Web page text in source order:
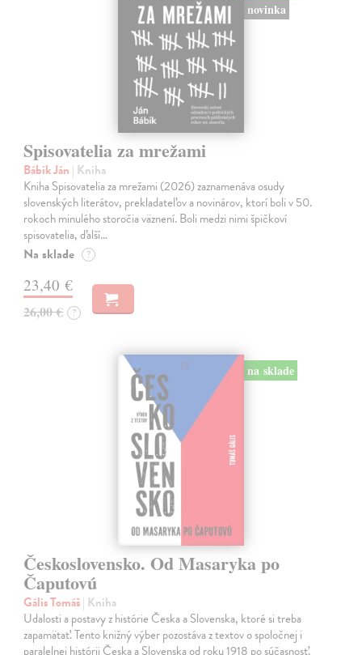
novinka
Spisovatelia za mrežami
Bábik Ján | Kniha
Kniha Spisovatelia za mrežami (2026) zaznamenáva osudy
slovenských literátov, prekladateľov a novinárov, ktorí boli v 50.
rokoch minulého storočia väznení. Boli medzi nimi špičkoví
spisovatelia, ďalší…
Na sklade ?
23,40 €
26,00 € ?
na sklade
Československo. Od Masaryka po
Čaputovú
Gális Tomáš| Kniha
Udalosti a postavy z histórie Česka a Slovenska, ktoré si treba
zapamätať. Tento knižný výber pozostáva z textov o spoločnej i
paralelnej histórii Česka a Slovenska od roku 1918 po súčasnosť.